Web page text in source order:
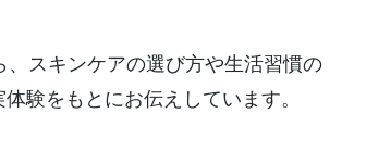
スキンケアの選び方や生活習慣の
験をもとにお伝えしています。